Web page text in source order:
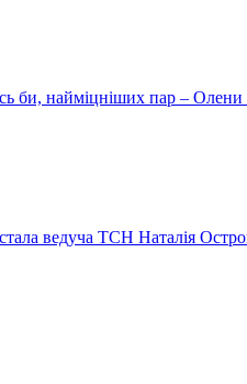
би, найміцніших пар – Олени
ведуча ТСН Наталія